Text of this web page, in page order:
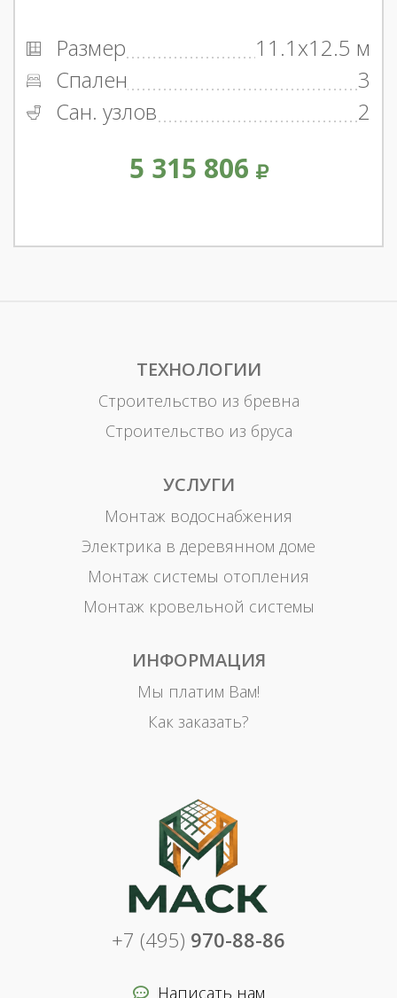
Размер
11.1x12.5 м
Спален
3
Сан. узлов
2
5 315 806
ТЕХНОЛОГИИ
Строительство из бревна
Строительство из бруса
УСЛУГИ
Монтаж водоснабжения
Электрика в деревянном доме
Монтаж системы отопления
Монтаж кровельной системы
ИНФОРМАЦИЯ
Мы платим Вам!
Как заказать?
+7 (495) 970-88-86
Написать нам